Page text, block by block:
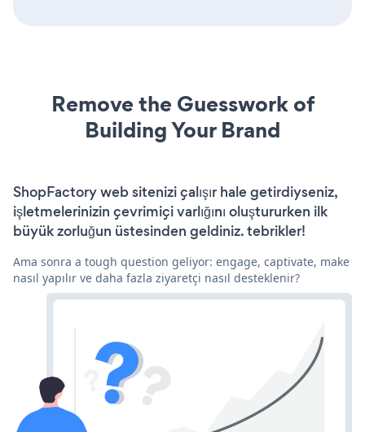
Remove the Guesswork of
Building Your Brand
ShopFactory web sitenizi çalışır hale getirdiyseniz,
işletmelerinizin çevrimiçi varlığını oluştururken ilk
büyük zorluğun üstesinden geldiniz. tebrikler!
Ama sonra a tough question geliyor: engage, captivate, make
nasıl yapılır ve daha fazla ziyaretçi nasıl desteklenir?